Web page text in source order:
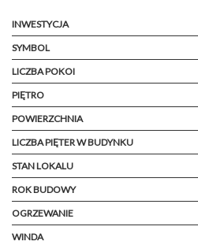
INWESTYCJA
SYMBOL
LICZBA POKOI
PIĘTRO
POWIERZCHNIA
LICZBA PIĘTER W BUDYNKU
STAN LOKALU
ROK BUDOWY
OGRZEWANIE
WINDA